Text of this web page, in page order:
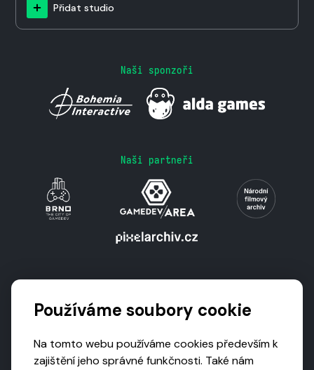
Přidat studio
Naši sponzoři
Naši partneři
Používáme soubory cookie
Na tomto webu používáme cookies především k
zajištění jeho správné funkčnosti. Také nám